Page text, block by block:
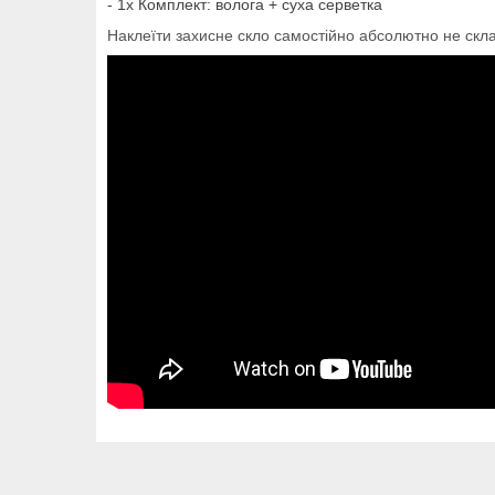
- 1х Комплект: волога + суха серветка
Наклеїти захисне скло самостійно абсолютно не